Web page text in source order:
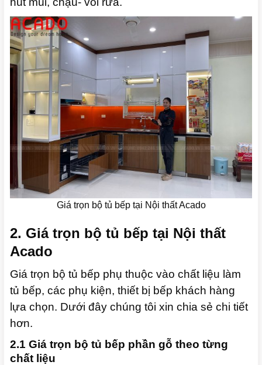
Giá trọn bộ tủ bếp tại Nội thất Acado
2. Giá trọn bộ tủ bếp tại Nội thất
Acado
Giá trọn bộ tủ bếp phụ thuộc vào chất liệu làm
tủ bếp, các phụ kiện, thiết bị bếp khách hàng
lựa chọn. Dưới đây chúng tôi xin chia sẻ chi tiết
hơn.
2.1 Giá trọn bộ tủ bếp phần gỗ theo từng
chất liệu